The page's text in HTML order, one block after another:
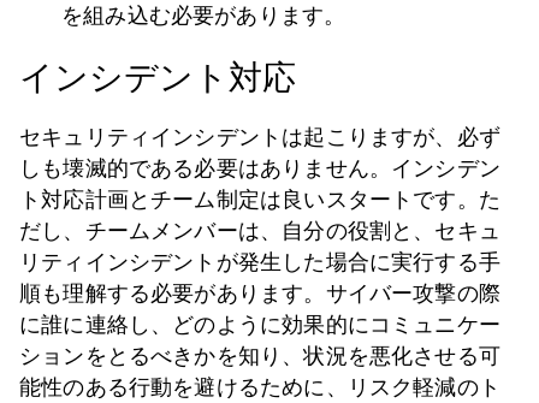
を組み込む必要があります。
インシデント対応
セキュリティインシデントは起こりますが、必ず
しも壊滅的である必要はありません。インシデン
ト対応計画とチーム制定は良いスタートです。た
だし、チームメンバーは、自分の役割と、セキュ
リティインシデントが発生した場合に実行する手
順も理解する必要があります。サイバー攻撃の際
に誰に連絡し、どのように効果的にコミュニケー
ションをとるべきかを知り、状況を悪化させる可
能性のある行動を避けるために、リスク軽減のト